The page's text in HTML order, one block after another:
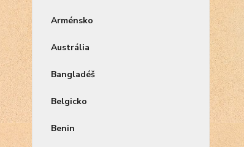
Arménsko
Austrália
Bangladéš
Belgicko
Benin